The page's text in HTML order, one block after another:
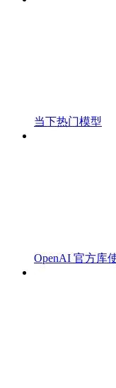
当下热门模型
OpenAI 官方库